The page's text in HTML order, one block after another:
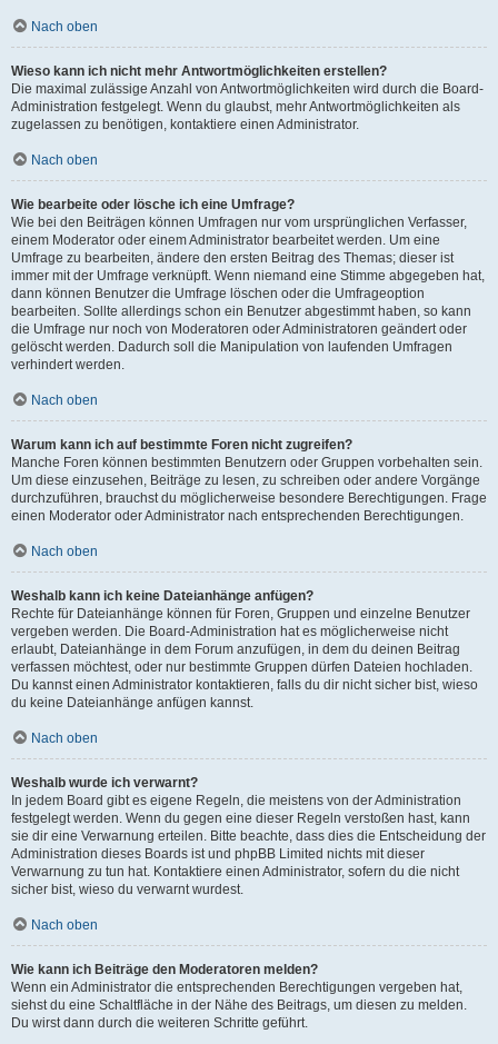
Nach oben
Wieso kann ich nicht mehr Antwortmöglichkeiten erstellen?
Die maximal zulässige Anzahl von Antwortmöglichkeiten wird durch die Board-
Administration festgelegt. Wenn du glaubst, mehr Antwortmöglichkeiten als
zugelassen zu benötigen, kontaktiere einen Administrator.
Nach oben
Wie bearbeite oder lösche ich eine Umfrage?
Wie bei den Beiträgen können Umfragen nur vom ursprünglichen Verfasser,
einem Moderator oder einem Administrator bearbeitet werden. Um eine
Umfrage zu bearbeiten, ändere den ersten Beitrag des Themas; dieser ist
immer mit der Umfrage verknüpft. Wenn niemand eine Stimme abgegeben hat,
dann können Benutzer die Umfrage löschen oder die Umfrageoption
bearbeiten. Sollte allerdings schon ein Benutzer abgestimmt haben, so kann
die Umfrage nur noch von Moderatoren oder Administratoren geändert oder
gelöscht werden. Dadurch soll die Manipulation von laufenden Umfragen
verhindert werden.
Nach oben
Warum kann ich auf bestimmte Foren nicht zugreifen?
Manche Foren können bestimmten Benutzern oder Gruppen vorbehalten sein.
Um diese einzusehen, Beiträge zu lesen, zu schreiben oder andere Vorgänge
durchzuführen, brauchst du möglicherweise besondere Berechtigungen. Frage
einen Moderator oder Administrator nach entsprechenden Berechtigungen.
Nach oben
Weshalb kann ich keine Dateianhänge anfügen?
Rechte für Dateianhänge können für Foren, Gruppen und einzelne Benutzer
vergeben werden. Die Board-Administration hat es möglicherweise nicht
erlaubt, Dateianhänge in dem Forum anzufügen, in dem du deinen Beitrag
verfassen möchtest, oder nur bestimmte Gruppen dürfen Dateien hochladen.
Du kannst einen Administrator kontaktieren, falls du dir nicht sicher bist, wieso
du keine Dateianhänge anfügen kannst.
Nach oben
Weshalb wurde ich verwarnt?
In jedem Board gibt es eigene Regeln, die meistens von der Administration
festgelegt werden. Wenn du gegen eine dieser Regeln verstoßen hast, kann
sie dir eine Verwarnung erteilen. Bitte beachte, dass dies die Entscheidung der
Administration dieses Boards ist und phpBB Limited nichts mit dieser
Verwarnung zu tun hat. Kontaktiere einen Administrator, sofern du die nicht
sicher bist, wieso du verwarnt wurdest.
Nach oben
Wie kann ich Beiträge den Moderatoren melden?
Wenn ein Administrator die entsprechenden Berechtigungen vergeben hat,
siehst du eine Schaltfläche in der Nähe des Beitrags, um diesen zu melden.
Du wirst dann durch die weiteren Schritte geführt.